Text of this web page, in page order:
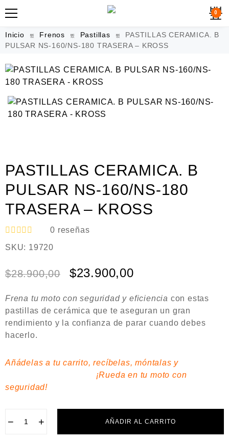
0
Inicio Frenos Pastillas
PASTILLAS CERAMICA. B
PULSAR NS-160/NS-180 TRASERA – KROSS
PASTILLAS CERAMICA. B
PULSAR NS-160/NS-180
TRASERA – KROSS
V
a
r
o
e
n
0
d
0 reseñas
SKU: 19720
$28.900,00 $23.900,00
Frena tu moto con seguridad y eficiencia con estas
pastillas de cerámica que te aseguran un gran
rendimiento y la confianza de parar cuando debes
hacerlo.
Añádelas a tu carrito, recíbelas, móntalas y
¡Rueda en tu moto con
seguridad!
− + AÑADIR AL CARRITO